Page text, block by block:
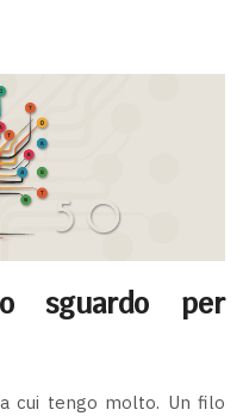
sguardo per
cui tengo molto. Un filo